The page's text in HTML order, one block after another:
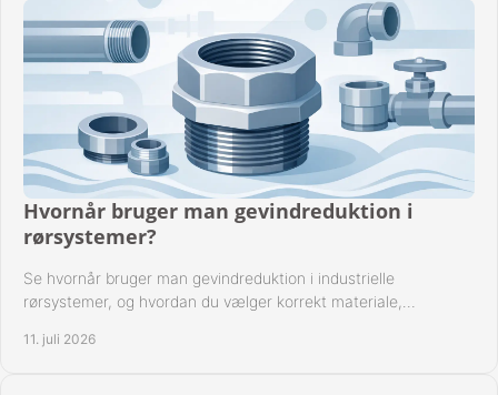
Hvornår bruger man gevindreduktion i
rørsystemer?
Se hvornår bruger man gevindreduktion i industrielle
rørsystemer, og hvordan du vælger korrekt materiale,
11. juli 2026